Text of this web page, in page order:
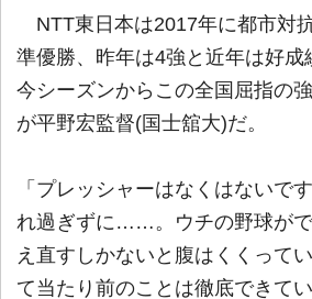
NTT東日本は2017年に都市対
準優勝、昨年は4強と近年は好成
今シーズンからこの全国屈指の
が平野宏監督(国士舘大)だ。
「プレッシャーはなくはないで
れ過ぎずに……。ウチの野球が
え直すしかないと腹はくくって
て当たり前のことは徹底できて